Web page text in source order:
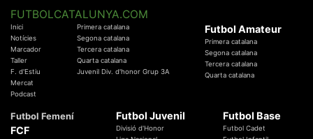
FUTBOLCATALUNYA.COM
Inici
Notícies
Marcador
Taller
F. d'Estiu
Mercat
Podcast
Primera catalana
Segona catalana
Tercera catalana
Quarta catalana
Juvenil Div. d'honor Grup 3A
Futbol Amateur
Primera catalana
Segona catalana
Tercera catalana
Quarta catalana
Futbol Femení
FCF
Futbol Juvenil
Divisió d'Honor
Futbol Base
Futbol Cadet